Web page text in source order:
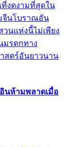
งดงามที่สุดใน
มจีนโบราณอัน
นแห่งนี้ไม่เพียง
มรดกทาง
สตร์อันยาวนาน
นห้ามพลาดเมื่อ